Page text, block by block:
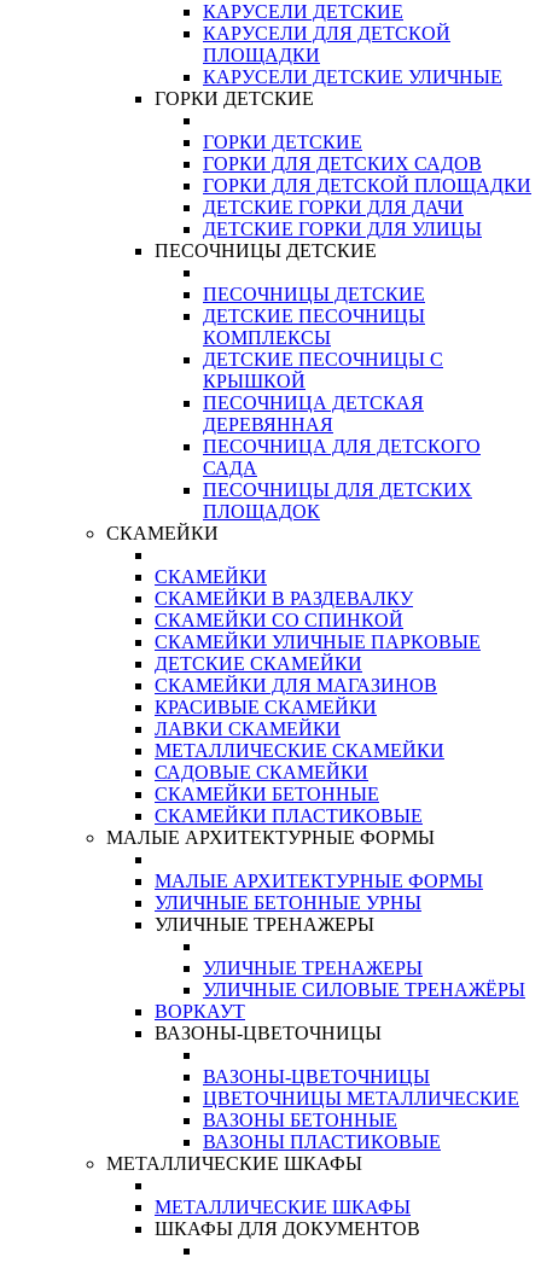
КАРУСЕЛИ ДЕТСКИЕ
КАРУСЕЛИ ДЛЯ ДЕТСКОЙ
ПЛОЩАДКИ
КАРУСЕЛИ ДЕТСКИЕ УЛИЧНЫЕ
ГОРКИ ДЕТСКИЕ
ГОРКИ ДЕТСКИЕ
ГОРКИ ДЛЯ ДЕТСКИХ САДОВ
ГОРКИ ДЛЯ ДЕТСКОЙ ПЛОЩАДКИ
ДЕТСКИЕ ГОРКИ ДЛЯ ДАЧИ
ДЕТСКИЕ ГОРКИ ДЛЯ УЛИЦЫ
ПЕСОЧНИЦЫ ДЕТСКИЕ
ПЕСОЧНИЦЫ ДЕТСКИЕ
ДЕТСКИЕ ПЕСОЧНИЦЫ
КОМПЛЕКСЫ
ДЕТСКИЕ ПЕСОЧНИЦЫ С
КРЫШКОЙ
ПЕСОЧНИЦА ДЕТСКАЯ
ДЕРЕВЯННАЯ
ПЕСОЧНИЦА ДЛЯ ДЕТСКОГО
САДА
ПЕСОЧНИЦЫ ДЛЯ ДЕТСКИХ
ПЛОЩАДОК
СКАМЕЙКИ
СКАМЕЙКИ
СКАМЕЙКИ В РАЗДЕВАЛКУ
СКАМЕЙКИ СО СПИНКОЙ
СКАМЕЙКИ УЛИЧНЫЕ ПАРКОВЫЕ
ДЕТСКИЕ СКАМЕЙКИ
СКАМЕЙКИ ДЛЯ МАГАЗИНОВ
КРАСИВЫЕ СКАМЕЙКИ
ЛАВКИ СКАМЕЙКИ
МЕТАЛЛИЧЕСКИЕ СКАМЕЙКИ
САДОВЫЕ СКАМЕЙКИ
СКАМЕЙКИ БЕТОННЫЕ
СКАМЕЙКИ ПЛАСТИКОВЫЕ
МАЛЫЕ АРХИТЕКТУРНЫЕ ФОРМЫ
МАЛЫЕ АРХИТЕКТУРНЫЕ ФОРМЫ
УЛИЧНЫЕ БЕТОННЫЕ УРНЫ
УЛИЧНЫЕ ТРЕНАЖЕРЫ
УЛИЧНЫЕ ТРЕНАЖЕРЫ
УЛИЧНЫЕ СИЛОВЫЕ ТРЕНАЖЁРЫ
ВОРКАУТ
ВАЗОНЫ-ЦВЕТОЧНИЦЫ
ВАЗОНЫ-ЦВЕТОЧНИЦЫ
ЦВЕТОЧНИЦЫ МЕТАЛЛИЧЕСКИЕ
ВАЗОНЫ БЕТОННЫЕ
ВАЗОНЫ ПЛАСТИКОВЫЕ
МЕТАЛЛИЧЕСКИЕ ШКАФЫ
МЕТАЛЛИЧЕСКИЕ ШКАФЫ
ШКАФЫ ДЛЯ ДОКУМЕНТОВ